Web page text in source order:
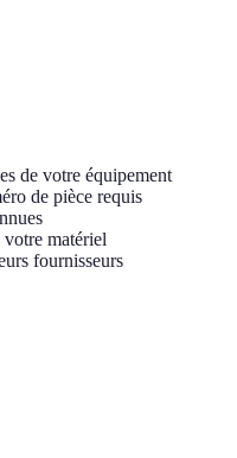
de votre équipement
de pièce requis
matériel
fournisseurs